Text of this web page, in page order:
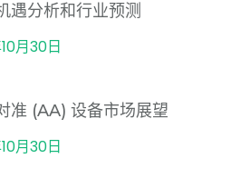
遇分析和行业预测
月30日
准 (AA) 设备市场展望
月30日